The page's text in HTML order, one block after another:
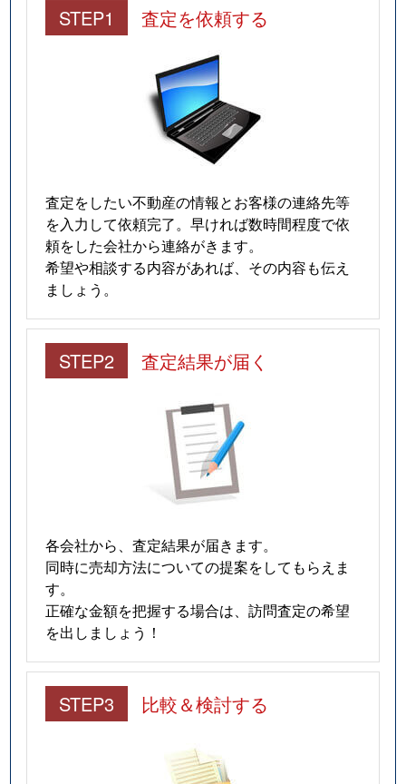
STEP1 査定を依頼する
査定をしたい不動産の情報とお客様の連絡先等
を入力して依頼完了。早ければ数時間程度で依
頼をした会社から連絡がきます。
希望や相談する内容があれば、その内容も伝え
ましょう。
STEP2 査定結果が届く
各会社から、査定結果が届きます。
同時に売却方法についての提案をしてもらえま
す。
正確な金額を把握する場合は、訪問査定の希望
を出しましょう！
STEP3 比較＆検討する